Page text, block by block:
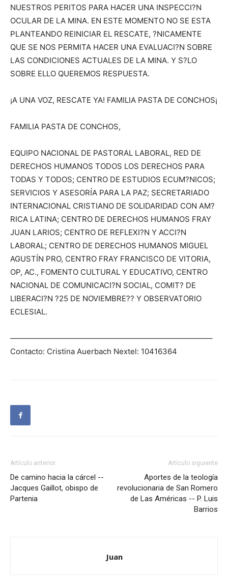
NUESTROS PERITOS PARA HACER UNA INSPECCI?N
OCULAR DE LA MINA. EN ESTE MOMENTO NO SE ESTA
PLANTEANDO REINICIAR EL RESCATE, ?NICAMENTE
QUE SE NOS PERMITA HACER UNA EVALUACI?N SOBRE
LAS CONDICIONES ACTUALES DE LA MINA. Y S?LO
SOBRE ELLO QUEREMOS RESPUESTA.
¡A UNA VOZ, RESCATE YA! FAMILIA PASTA DE CONCHOS¡
FAMILIA PASTA DE CONCHOS,
EQUIPO NACIONAL DE PASTORAL LABORAL, RED DE
DERECHOS HUMANOS TODOS LOS DERECHOS PARA
TODAS Y TODOS; CENTRO DE ESTUDIOS ECUM?NICOS;
SERVICIOS Y ASESORÍA PARA LA PAZ; SECRETARIADO
INTERNACIONAL CRISTIANO DE SOLIDARIDAD CON AM?
RICA LATINA; CENTRO DE DERECHOS HUMANOS FRAY
JUAN LARIOS; CENTRO DE REFLEXI?N Y ACCI?N
LABORAL; CENTRO DE DERECHOS HUMANOS MIGUEL
AGUSTÍN PRO, CENTRO FRAY FRANCISCO DE VITORIA,
OP, AC., FOMENTO CULTURAL Y EDUCATIVO, CENTRO
NACIONAL DE COMUNICACI?N SOCIAL, COMIT? DE
LIBERACI?N ?25 DE NOVIEMBRE?? Y OBSERVATORIO
ECLESIAL.
——————————————————————————–
Contacto: Cristina Auerbach Nextel: 10416364
Artículo anterior
De camino hacia la cárcel --
Jacques Gaillot, obispo de
Partenia
Artículo siguiente
Aportes de la teología
revolucionaria de San Romero
de Las Américas -- P. Luis
Barrios
Juan